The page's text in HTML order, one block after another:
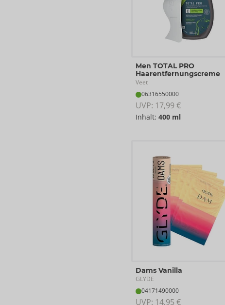
Men TOTAL PRO
Haarentfernungscreme
Veet
06316550000
UVP: 17,99 €
Inhalt: 400 ml
Dams Vanilla
GLYDE
04171490000
UVP: 14,95 €